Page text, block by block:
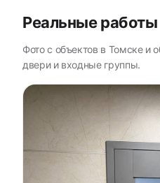
Реальные работы
Фото с объектов в Томске и
двери и входные группы.